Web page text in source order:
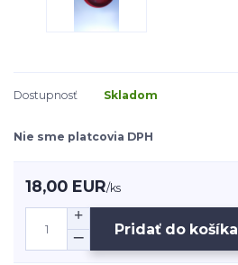
Dostupnosť Skladom
Nie sme platcovia DPH
18,00 EUR/ks
Pridať do košíka